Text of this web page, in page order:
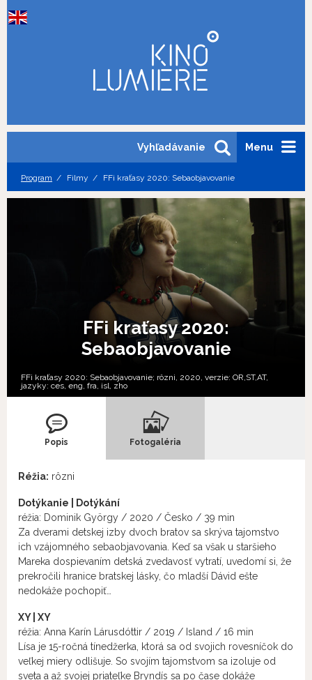
Menu
Vyhľadávanie
Program Filmy FFi kraťasy 2020: Sebaobjavovanie
FFi kraťasy 2020:
Sebaobjavovanie
FFi kraťasy 2020: Sebaobjavovanie; rôzni, 2020, verzie: OR, ST,AT,
jazyky: ces eng fra isl zho
Popis Fotogaléria
Réžia: rôzni
Dotýkanie | Dotýkání
réžia: Dominik György / 2020 / Česko / 39 min
Za dverami detskej izby dvoch bratov sa skrýva tajomstvo
ich vzájomného sebaobjavovania. Keď sa však u staršieho
Mareka dospievaním detská zvedavosť vytratí, uvedomí si, že
prekročili hranice bratskej lásky, čo mladší Dávid ešte
nedokáže pochopiť…
XY | XY
réžia: Anna Karín Lárusdóttir / 2019 / Island / 16 min
Lísa je 15-ročná tínedžerka, ktorá sa od svojich rovesníčok do
veľkej miery odlišuje. So svojím tajomstvom sa izoluje od
sveta a až svojej priateľke Bryndís sa po čase dokáže